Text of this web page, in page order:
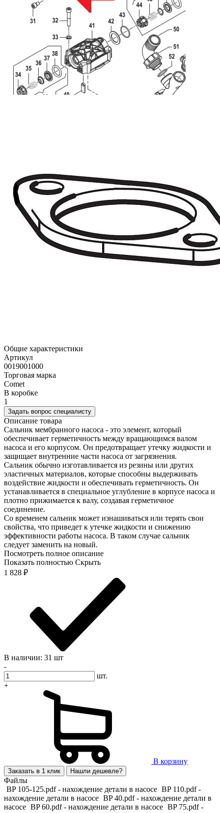
Общие характеристики
Артикул
0019001000
Торговая марка
Comet
В коробке
1
Задать вопрос специалисту
Описание товара
Сальник мембранного насоса - это элемент, который
обеспечивает герметичность между вращающимся валом
насоса и его корпусом. Он предотвращает утечку жидкости и
защищает внутренние части насоса от загрязнения.
Сальник обычно изготавливается из резины или других
эластичных материалов, которые способны выдерживать
воздействие жидкости и обеспечивать герметичность. Он
устанавливается в специальное углубление в корпусе насоса и
плотно прижимается к валу, создавая герметичное
соединение.
Со временем сальник может изнашиваться или терять свои
свойства, что приведет к утечке жидкости и снижению
эффективности работы насоса. В таком случае сальник
следует заменить на новый.
Посмотреть полное описание
Показать полностью Скрыть
1 828 ₽
В наличии: 31 шт
-
шт.
+
В корзину
Заказать в 1 клик Нашли дешевле?
Файлы
BP 105-125.pdf - нахождение детали в насосе BP 110.pdf -
нахождение детали в насосе BP 40.pdf - нахождение детали в
насосе BP 60.pdf - нахождение детали в насосе BP 75.pdf -